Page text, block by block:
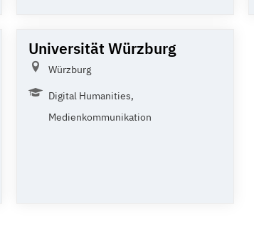
Universität Würzburg
Würzburg
Digital Humanities,
Medienkommunikation